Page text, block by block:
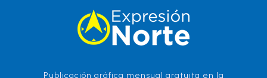
Publicación gráfica mensual gratuita en la